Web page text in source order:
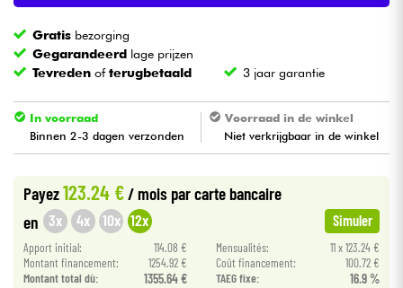
Drums & percussie
Viool & Quatuor
Kinderen
Kabels & toebehoren
HiFi
Gratis bezorging
Gegarandeerd lage prijzen
Tevreden ofterugbetaald 3 jaar garantie
In voorraad
Binnen 2-3 dagen verzonden
Voorraad in de winkel
Niet verkrijgbaar in de winkel
Payez123.24 €/ mois par carte bancaire
en 3x 4x 10x 12x Simuler
Apport initial: 114.08 € Mensualités:
11 x 123.24 €
Montant financement:
1254.92 € Coût financement:
100.72 €
Montant total dù:
1355.64 € TAEG fixe: 16.9 %